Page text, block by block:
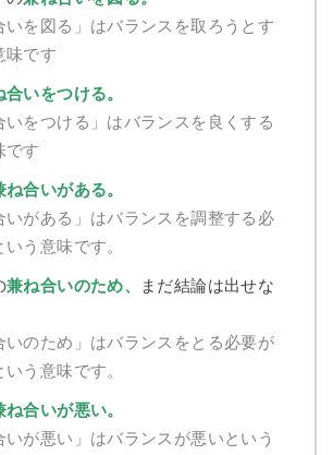
を図る」はバランスを取ろうとす
味です
合いをつける。
をつける」はバランスを良くする
です
ね合いがある。
がある」はバランスを調整する必
う意味です。
兼ね合いのため、
まだ結論は出せな
のため」はバランスをとる必要が
う意味です。
ね合いが悪い。
が悪い」はバランスが悪いという